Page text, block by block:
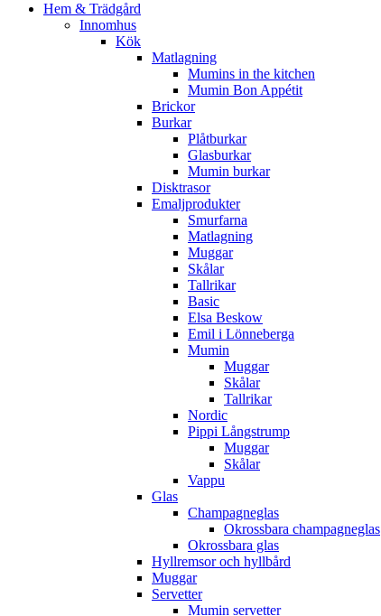
Hem & Trädgård
Innomhus
Kök
Matlagning
Mumins in the kitchen
Mumin Bon Appétit
Brickor
Burkar
Plåtburkar
Glasburkar
Mumin burkar
Disktrasor
Emaljprodukter
Smurfarna
Matlagning
Muggar
Skålar
Tallrikar
Basic
Elsa Beskow
Emil i Lönneberga
Mumin
Muggar
Skålar
Tallrikar
Nordic
Pippi Långstrump
Muggar
Skålar
Vappu
Glas
Champagneglas
Okrossbara champagneglas
Okrossbara glas
Hyllremsor och hyllbård
Muggar
Servetter
Mumin servetter